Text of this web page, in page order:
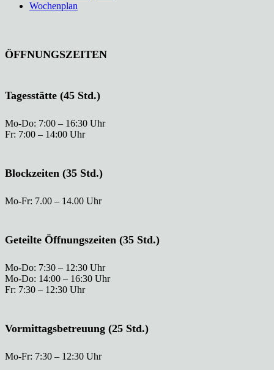
Wochenplan
ÖFFNUNGSZEITEN
Tagesstätte (45 Std.)
Mo-Do: 7:00 – 16:30 Uhr
Fr: 7:00 – 14:00 Uhr
Blockzeiten (35 Std.)
Mo-Fr: 7.00 – 14.00 Uhr
Geteilte Öffnungszeiten (35 Std.)
Mo-Do: 7:30 – 12:30 Uhr
Mo-Do: 14:00 – 16:30 Uhr
Fr: 7:30 – 12:30 Uhr
Vormittagsbetreuung (25 Std.)
Mo-Fr: 7:30 – 12:30 Uhr